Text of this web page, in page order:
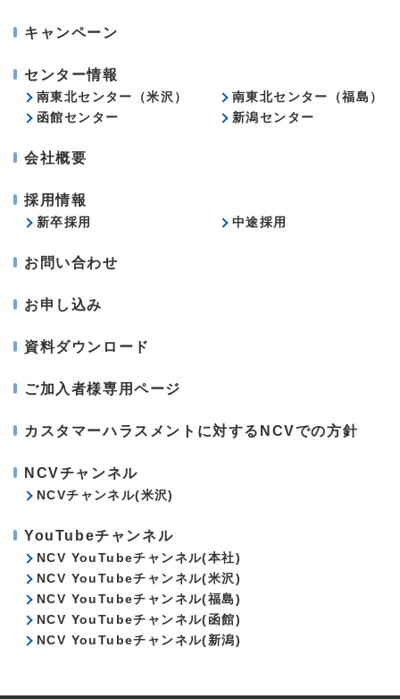
キャンペーン
センター情報
南東北センター（米沢）
南東北センター（福島）
函館センター
新潟センター
会社概要
採用情報
新卒採用 中途採用
お問い合わせ
お申し込み
資料ダウンロード
ご加入者様専用ページ
カスタマーハラスメントに対するNCVでの方針
NCVチャンネル
NCVチャンネル(米沢)
YouTubeチャンネル
NCV YouTubeチャンネル(本社)
NCV YouTubeチャンネル(米沢)
NCV YouTubeチャンネル(福島)
NCV YouTubeチャンネル(函館)
NCV YouTubeチャンネル(新潟)